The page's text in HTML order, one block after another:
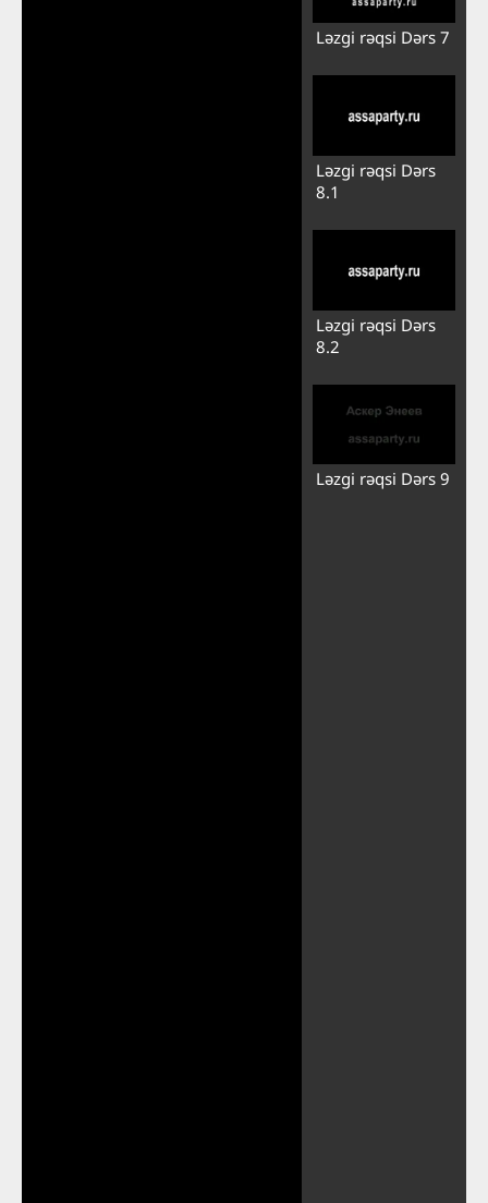
Ləzgi rəqsi Dərs 7
Ləzgi rəqsi Dərs
8.1
Ləzgi rəqsi Dərs
8.2
Ləzgi rəqsi Dərs 9